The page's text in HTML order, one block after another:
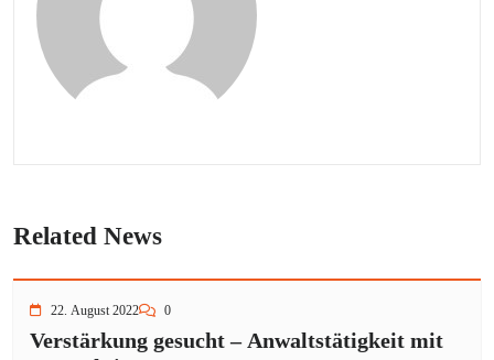
Related News
22. August 2022 0
Verstärkung gesucht – Anwaltstätigkeit mit